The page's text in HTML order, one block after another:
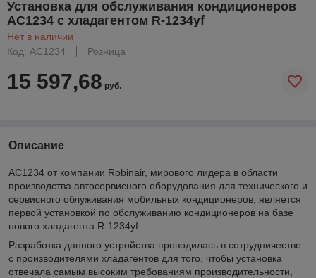
Установка для обслуживания кондиционеров
AC1234 с хладагентом R-1234yf
Нет в наличии
Код: AC1234
Розница
15 597,68 руб.
Описание
AC1234 от компании Robinair, мирового лидера в области
производства автосервисного оборудования для технического и
сервисного облуживания мобильных кондиционеров, является
первой установкой по обслуживанию кондиционеров на базе
нового хладагента R-1234yf.
Разработка данного устройства проводилась в сотрудничестве
с производителями хладагентов для того, чтобы установка
отвечала самым высоким требованиям производительности,